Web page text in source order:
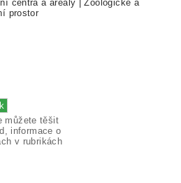
centra a areály |Zoologické a
prostor
můžete těšit
informace o
v rubrikách